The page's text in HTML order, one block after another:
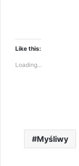
Like this:
Loading...
Myśliwy